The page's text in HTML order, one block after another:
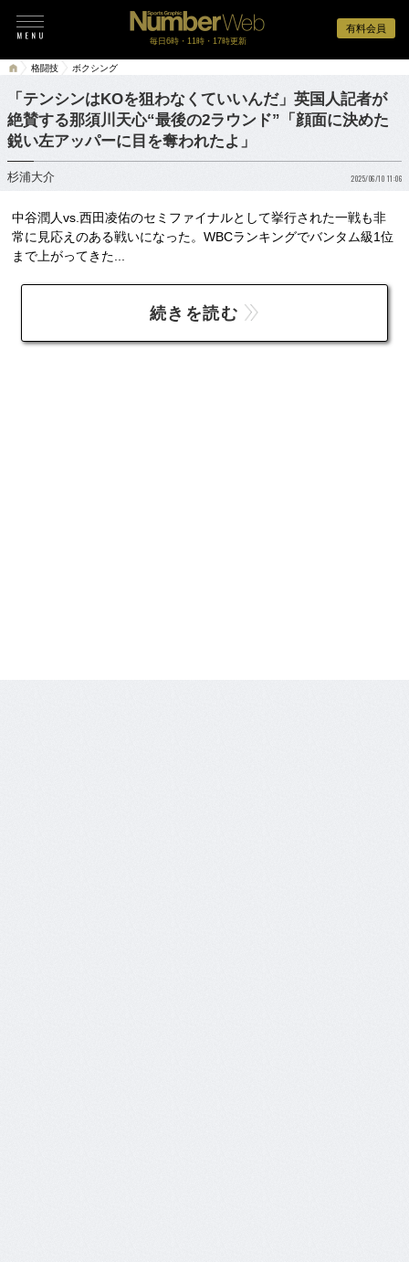
有料会員
毎日6時・11時・17時更新
格闘技 ボクシング
「テンシンはKOを狙わなくていいんだ」英国人記者が
絶賛する那須川天心“最後の2ラウンド”「顔面に決めた
鋭い左アッパーに目を奪われたよ」
杉浦大介 2025/06/10 11:06
中谷潤人vs.西田凌佑のセミファイナルとして挙行された一戦も非
常に見応えのある戦いになった。WBCランキングでバンタム級1位
まで上がってきた...
続きを読む